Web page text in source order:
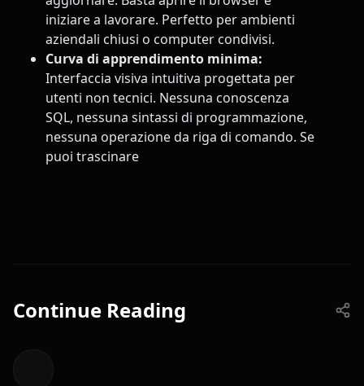
iniziare a lavorare. Perfetto per ambienti
aziendali chiusi o computer condivisi.
Curva di apprendimento minima:
Interfaccia visiva intuitiva progettata per
utenti non tecnici. Nessuna conoscenza
SQL, nessuna sintassi di programmazione,
nessuna operazione da riga di comando. Se
puoi trascinare
Continue Reading